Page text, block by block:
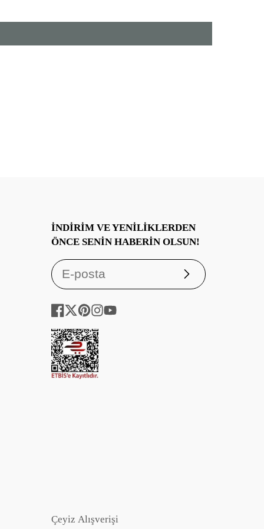
✓ Türkiye’de OekoTex kalite standartlarında
İNDIRIM VE YENILIKLERDEN
ÖNCE SENIN HABERIN OLSUN!
Abone
Çeyiz Alışverişi